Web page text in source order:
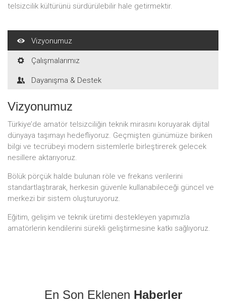
telsizcilik kültürünü sürdürülebilir hale getirmektir.
Vizyonumuz
Çalışmalarımız
Dayanışma & Destek
Vizyonumuz
Türkiye’de amatör telsizciliğin teknik mirasını koruyarak dijital
dünyaya taşımayı hedefliyoruz. Geçmişten günümüze biriken
bilgi ve tecrübeyi modern sistemlerle birleştirerek gelecek
nesillere aktarıyoruz.
Bölük pörçük halde bulunan röle ve frekans verilerini
standartlaştırarak, herkesin güvenle kullanabileceği güncel ve
merkezi bir sistem oluşturuyoruz.
Eğitim, gelişim ve teknik üretimi destekleyen yapımızla
amatörlerin kendilerini sürekli geliştirmesine katkı sağlıyoruz.
En Son Eklenen Haberler